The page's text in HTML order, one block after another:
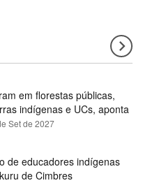
em florestas públicas,
indígenas e UCs, aponta
Set de 2027
de educadores indígenas
de Cimbres